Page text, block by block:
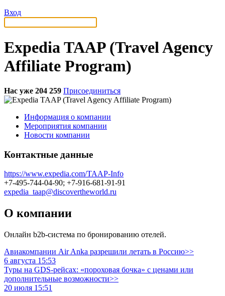
Вход
Expedia TAAP (Travel Agency
Affiliate Program)
Нас уже 204 259 Присоединиться
Информация о компании
Мероприятия компании
Новости компании
Контактные данные
https://www.expedia.com/TAAP-Info
+7-495-744-04-90; +7-916-681-91-91
expedia_taap@discovertheworld.ru
О компании
Онлайн b2b-система по бронированию отелей.
Авиакомпании Air Anka разрешили летать в Россию>>
6 августа 15:53
Туры на GDS-рейсах: «пороховая бочка» с ценами или
дополнительные возможности>>
20 июля 15:51